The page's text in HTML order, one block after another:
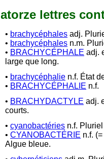
lettres
• brachycéphales adj.
• brachycéphales n.m.
• BRACHYCÉPHALE adj.
large que long.
• brachycéphalie n.f. État
• BRACHYCÉPHALIE n.f.
• BRACHYDACTYLE adj.
courts.
• cyanobactéries n.f.
• CYANOBACTÉRIE n.f.
Algue bleue.